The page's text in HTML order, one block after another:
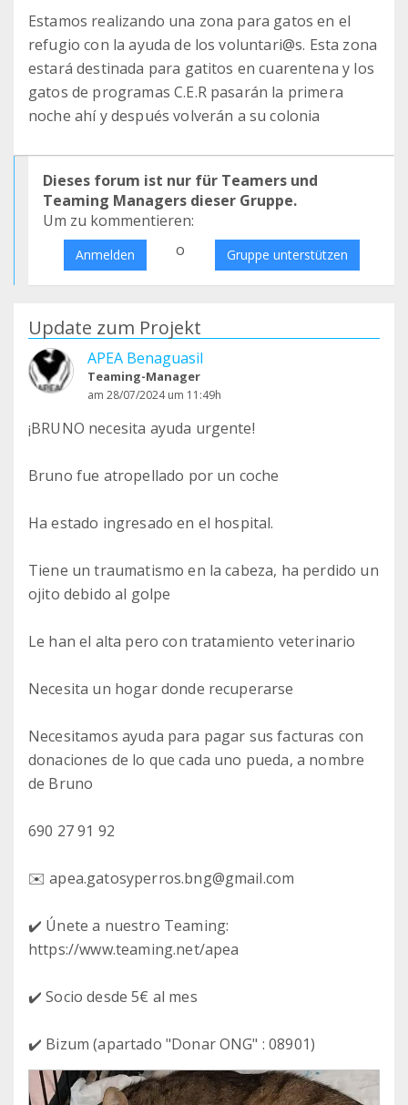
Estamos realizando una zona para gatos en el
refugio con la ayuda de los voluntari@s. Esta zona
estará destinada para gatitos en cuarentena y los
gatos de programas C.E.R pasarán la primera
noche ahí y después volverán a su colonia
Dieses forum ist nur für Teamers und
Teaming Managers dieser Gruppe.
Um zu kommentieren:
Anmelden o Gruppe unterstützen
Update zum Projekt
APEA Benaguasil
Teaming-Manager
am 28/07/2024 um 11:49h
¡BRUNO necesita ayuda urgente!
Bruno fue atropellado por un coche
Ha estado ingresado en el hospital.
Tiene un traumatismo en la cabeza, ha perdido un
ojito debido al golpe
Le han el alta pero con tratamiento veterinario
Necesita un hogar donde recuperarse
Necesitamos ayuda para pagar sus facturas con
donaciones de lo que cada uno pueda, a nombre
de Bruno
690 27 91 92
✉️ apea.gatosyperros.bng@gmail.com
✔️ Únete a nuestro Teaming:
https://www.teaming.net/apea
✔️ Socio desde 5€ al mes
✔️ Bizum (apartado "Donar ONG" : 08901)